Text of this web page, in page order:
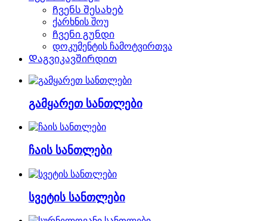
Ჩვენს შესახებ
ქარხნის შოუ
Ჩვენი გუნდი
დოკუმენტის ჩამოტვირთვა
Დაგვიკავშირდით
გამყარეთ სანთლები
ჩაის სანთლები
სვეტის სანთლები